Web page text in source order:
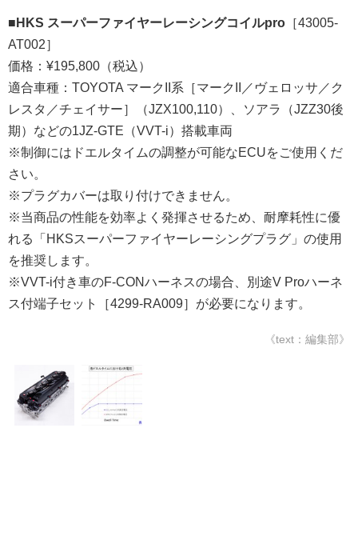
■HKS スーパーファイヤーレーシングコイルpro ［43005-
AT002］
価格：¥195,800（税込）
適合車種：TOYOTA マークII系［マークII／ヴェロッサ／ク
レスタ／チェイサー］（JZX100,110）、ソアラ（JZZ30後
期）などの1JZ-GTE（VVT-i）搭載車両
※制御にはドエルタイムの調整が可能なECUをご使用くだ
さい。
※プラグカバーは取り付けできません。
※当商品の性能を効率よく発揮させるため、耐摩耗性に優
れる「HKSスーパーファイヤーレーシングプラグ」の使用
を推奨します。
※VVT-i付き車のF-CONハーネスの場合、別途V Proハーネ
ス付端子セット［4299-RA009］が必要になります。
《text：編集部》